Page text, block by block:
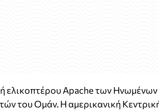
ελικοπτέρου Apache των Ηνωμένων
του Ομάν. Η αμερικανική